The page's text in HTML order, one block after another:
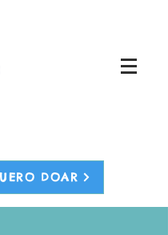
DOAR